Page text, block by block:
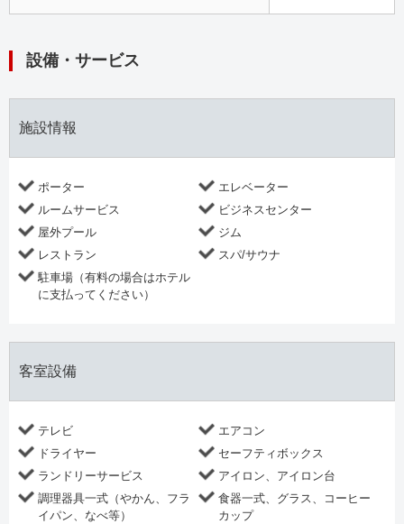
設備・サービス
施設情報
ポーター
エレベーター
ルームサービス
ビジネスセンター
屋外プール
ジム
レストラン
スパ/サウナ
駐車場（有料の場合はホテル
に支払ってください）
客室設備
テレビ
エアコン
ドライヤー
セーフティボックス
ランドリーサービス
アイロン、アイロン台
調理器具一式（やかん、フラ
イパン、なべ等）
食器一式、グラス、コーヒー
カップ